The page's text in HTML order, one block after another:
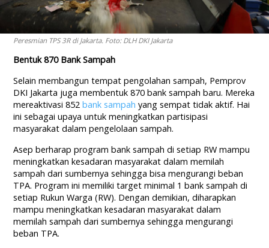
Peresmian TPS 3R di Jakarta. Foto: DLH DKI Jakarta
Bentuk 870 Bank Sampah
Selain membangun tempat pengolahan sampah, Pemprov
DKI Jakarta juga membentuk 870 bank sampah baru. Mereka
mereaktivasi 852bank sampah yang sempat tidak aktif. Hai
ini sebagai upaya untuk meningkatkan partisipasi
masyarakat dalam pengelolaan sampah.
Asep berharap program bank sampah di setiap RW mampu
meningkatkan kesadaran masyarakat dalam memilah
sampah dari sumbernya sehingga bisa mengurangi beban
TPA. Program ini memiliki target minimal 1 bank sampah di
setiap Rukun Warga (RW). Dengan demikian, diharapkan
mampu meningkatkan kesadaran masyarakat dalam
memilah sampah dari sumbernya sehingga mengurangi
beban TPA.